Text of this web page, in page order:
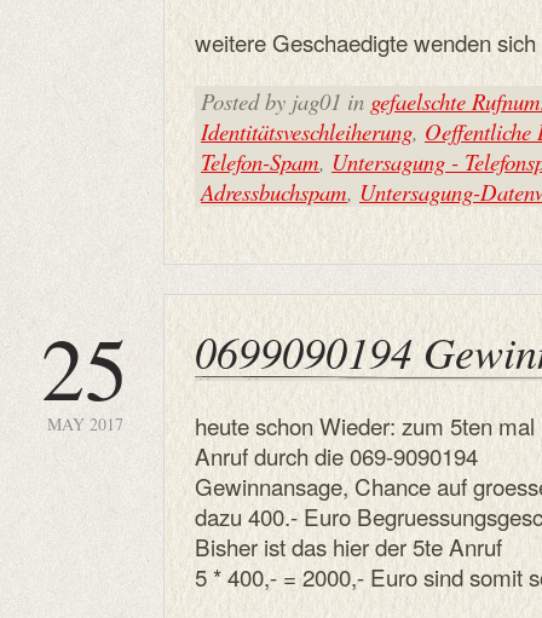
weitere Geschaedigte wenden
Posted by jag01 in gefaelschte
Identitätsveschleiherung, Oeffentliche
Telefon-Spam, Untersagung -
Adressbuchspam, Untersagung-
25
MAY 2017
0699090194
heute schon Wieder: zum 5ten mal
Anruf durch die 069-9090194
Gewinnansage, Chance auf
dazu 400.- Euro
Bisher ist das hier der 5te Anruf
5 * 400,- = 2000,- Euro sind somit